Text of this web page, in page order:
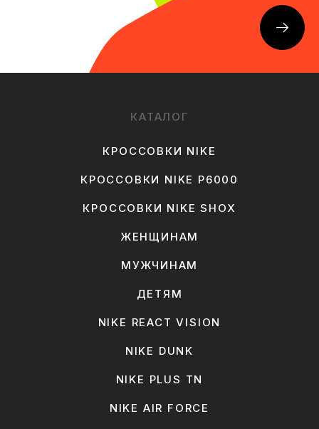
КАТАЛОГ
КРОССОВКИ NIKE
КРОССОВКИ NIKE P6000
КРОССОВКИ NIKE SHOX
ЖЕНЩИНАМ
МУЖЧИНАМ
ДЕТЯМ
NIKE REACT VISION
NIKE DUNK
NIKE PLUS TN
NIKE AIR FORCE